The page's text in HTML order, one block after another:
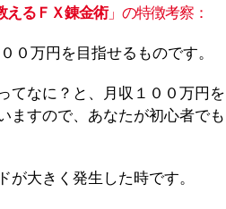
えるＦＸ錬金術」の特徴考察：
０万円を目指せるものです。
てなに？と、月収１００万円を
ますので、あなたが初心者でも
が大きく発生した時です。